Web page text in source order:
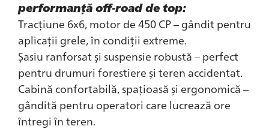
performanță off-road de top:
Tracțiune 6x6, motor de 450 CP – gândit pentru
aplicații grele, în condiții extreme.
Șasiu ranforsat și suspensie robustă – perfect
pentru drumuri forestiere și teren accidentat.
Cabină confortabilă, spațioasă și ergonomică –
gândită pentru operatori care lucrează ore
întregi în teren.